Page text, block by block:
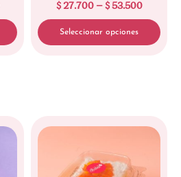
$27.700 – $53.500
Seleccionar opciones